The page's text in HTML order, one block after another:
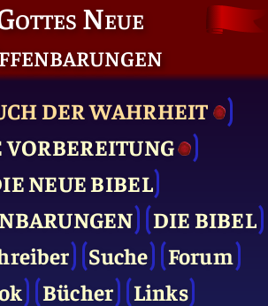
Neue
DER WAHRHEIT
VOR­BEREITUNG
NEUE BIBEL
DIE BIBEL
Suche
Forum
Bücher Links